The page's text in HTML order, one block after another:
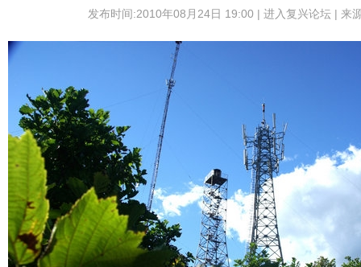
发布时间:2010年08月24日 19:00 | 进入复兴论坛| 来